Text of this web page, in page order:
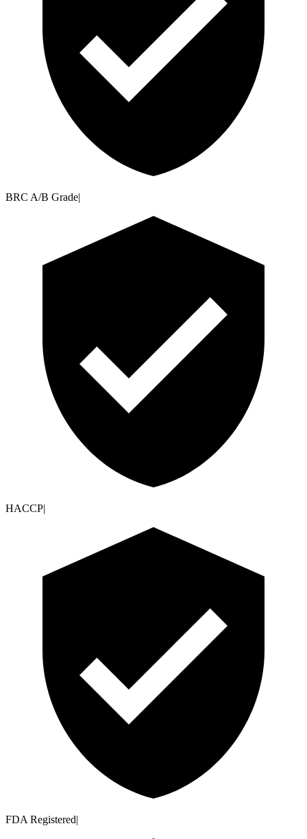
BRC A/B Grade|
HACCP|
FDA Registered|